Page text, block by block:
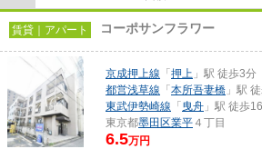
賃貸｜アパート コーポサンフラワー
京成押上線 「 押上 」駅 徒歩3分
都営浅草線 「 本所吾妻橋 」駅
東武伊勢崎線 「 曳舟 」駅 徒歩
東京都墨田区業平 ４丁目
6.5万円